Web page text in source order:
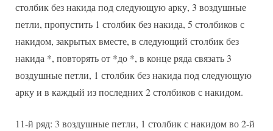
столбик без накида под следующую арку, 3 воздушные
петли, пропустить 1 столбик без накида, 5 столбиков с
накидом, закрытых вместе, в следующий столбик без
накида *, повторять от *до *, в конце ряда связать 3
воздушные петли, 1 столбик без накида под следующую
арку и в каждый из последних 2 столбиков с накидом.
11-й ряд: 3 воздушные петли, 1 столбик с накидом во 2-й